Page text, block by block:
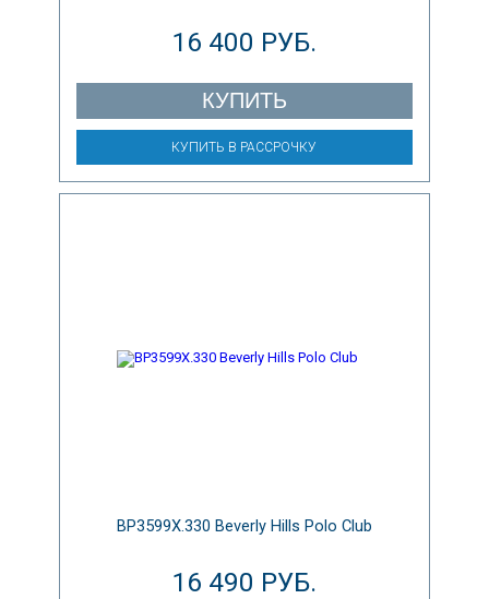
16 400 РУБ.
КУПИТЬ
КУПИТЬ В РАССРОЧКУ
BP3599X.330 Beverly Hills Polo Club
16 490 РУБ.